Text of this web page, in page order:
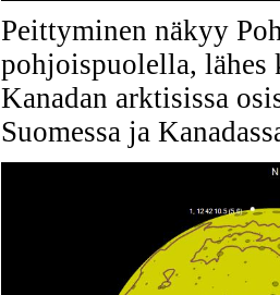
Peittyminen näkyy
pohjoispuolella, lähes
Kanadan arktisissa
Suomessa ja